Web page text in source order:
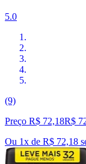
5.0
(9)
Preço R$ 72,18R$
Ou 1x de R$ 72,18